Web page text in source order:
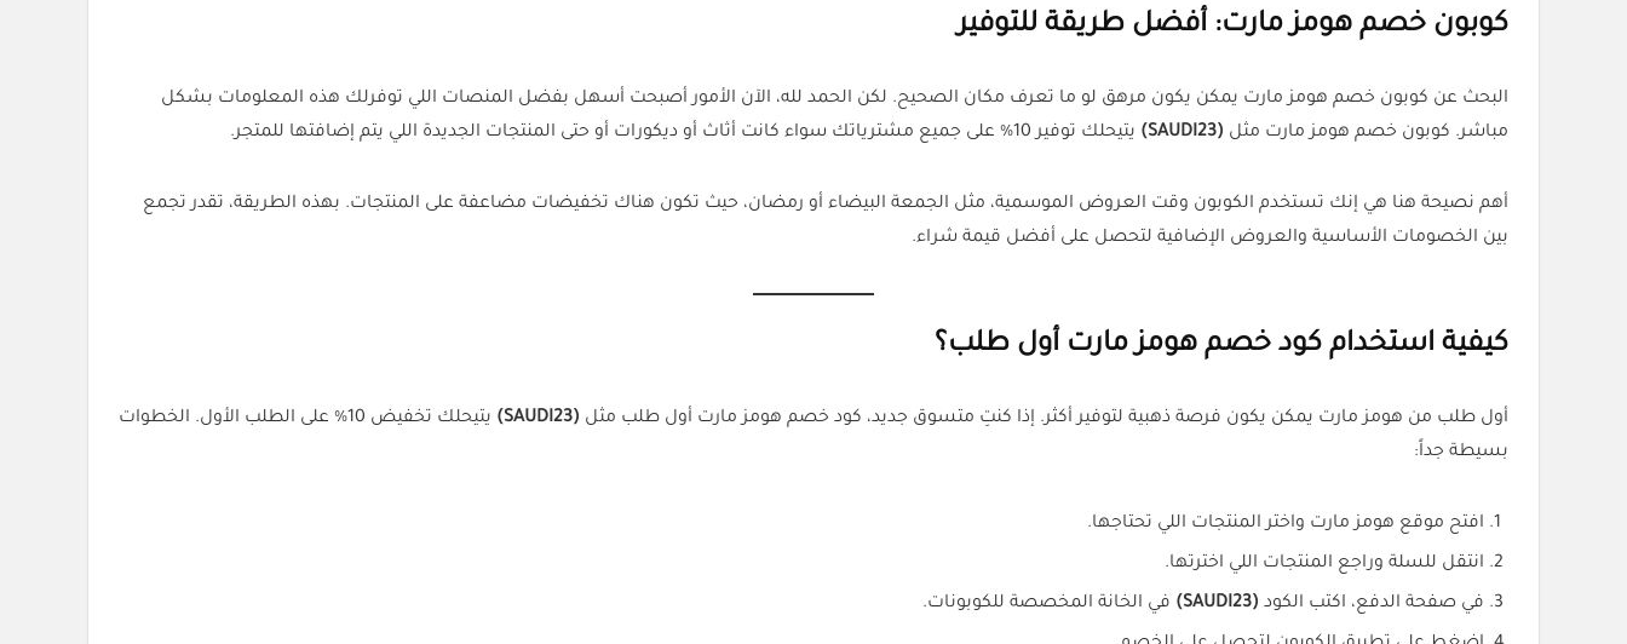
كوبون خصم هومز مارت: أفضل طريقة للتوفير
البحث عن كوبون خصم هومز مارت يمكن يكون مرهق لو ما تعرف مكان الصحيح. لكن الحمد لله، الآن الأمور أصبحت أسهل بفضل المنصات اللي توفرلك هذه المعلومات بشكل
مباشر. كوبون خصم هومز مارت مثل (SAUDI23) يتيحلك توفير 10% على جميع مشترياتك سواء كانت أثاث أو ديكورات أو حتى المنتجات الجديدة اللي يتم إضافتها للمتجر.
أهم نصيحة هنا هي إنك تستخدم الكوبون وقت العروض الموسمية، مثل الجمعة البيضاء أو رمضان، حيث تكون هناك تخفيضات مضاعفة على المنتجات. بهذه الطريقة، تقدر تجمع
بين الخصومات الأساسية والعروض الإضافية لتحصل على أفضل قيمة شراء.
كيفية استخدام كود خصم هومز مارت أول طلب؟
أول طلب من هومز مارت يمكن يكون فرصة ذهبية لتوفير أكثر. إذا كنتِ متسوق جديد، كود خصم هومز مارت أول طلب مثل (SAUDI23)
يتيحلك تخفيض 10% على الطلب الأول. الخطوات
بسيطة جداً:
افتح موقع هومز مارت واختر المنتجات اللي تحتاجها.
انتقل للسلة وراجع المنتجات اللي اخترتها.
في صفحة الدفع، اكتب الكود (SAUDI23) في الخانة المخصصة للكوبونات.